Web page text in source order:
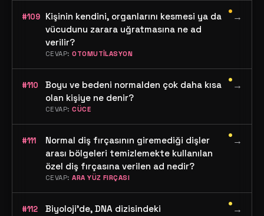
#109 Kişinin kendini, organlarını kesmesi ya da
vücudunu zarara uğratmasına ne ad
verilir?
CEVAP:OTOMUTİLASYON
•→
#110
Boyu ve bedeni normalden çok daha kısa
olan kişiye ne denir?
CEVAP:CÜCE
•→
#111
Normal diş fırçasının giremediği dişler
arası bölgeleri temizlemekte kullanılan
özel diş fırçasına verilen ad nedir?
CEVAP:ARA YÜZ FIRÇASI
•→
#112
Biyoloji'de, DNA dizisindeki
•→